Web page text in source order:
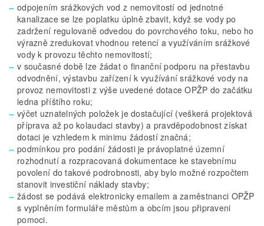
odpojením srážkových vod z nemovitostí od jednotné
kanalizace se lze poplatku úplně zbavit, když se vody po
zadržení regulovaně odvedou do povrchového toku, nebo ho
výrazně zredukovat vhodnou retencí a využíváním srážkové
vody k provozu těchto nemovitostí;
v současné době lze žádat o finanční podporu na přestavbu
odvodnění, výstavbu zařízení k využívání srážkové vody na
provoz nemovitosti z výše uvedené dotace OPŽP do začátku
ledna příštího roku;
výčet uznatelných položek je dostačující (veškerá projektová
příprava až po kolaudaci stavby) a pravděpodobnost získat
dotaci je vzhledem k minimu žádostí značná;
podmínkou pro podání žádosti je právoplatné územní
rozhodnutí a rozpracovaná dokumentace ke stavebnímu
povolení do takové podrobnosti, aby bylo možné rozpočtem
stanovit investiční náklady stavby;
žádost se podává elektronicky emailem a zaměstnanci OPŽP
s vyplněním formuláře městům a obcím jsou připraveni
pomoci.